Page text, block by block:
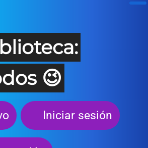
😉
Iniciar sesión